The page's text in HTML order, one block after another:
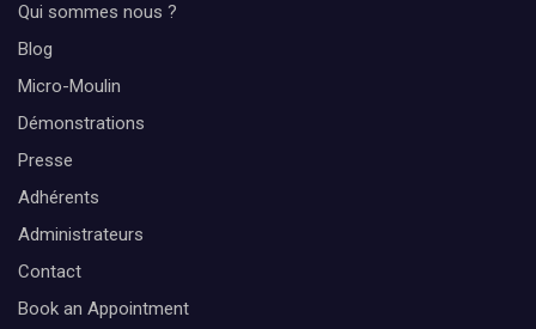
Qui sommes nous ?
Blog
Micro-Moulin
Démonstrations
Presse
Adhérents
Administrateurs
Contact
Book an Appointment